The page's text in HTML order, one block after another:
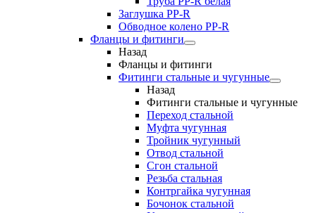
Заглушка PP-R
Обводное колено PP-R
Фланцы и фитинги
Назад
Фланцы и фитинги
Фитинги стальные и чугунные
Назад
Фитинги стальные и чугунные
Переход стальной
Муфта чугунная
Тройник чугунный
Отвод стальной
Сгон стальной
Резьба стальная
Контргайка чугунная
Бочонок стальной